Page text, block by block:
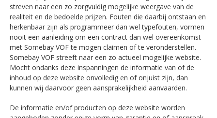
streven naar een zo zorgvuldig mogelijke weergave van de
realiteit en de bedoelde prijzen. Fouten die daarbij ontstaan en
herkenbaar zijn als programmeer dan wel typefouten, vormen
nooit een aanleiding om een contract dan wel overeenkomst
met Somebay VOF te mogen claimen of te veronderstellen.
Somebay VOF streeft naar een zo actueel mogelijke website.
Mocht ondanks deze inspanningen de informatie van of de
inhoud op deze website onvolledig en of onjuist zijn, dan
kunnen wij daarvoor geen aansprakelijkheid aanvaarden.
De informatie en/of producten op deze website worden